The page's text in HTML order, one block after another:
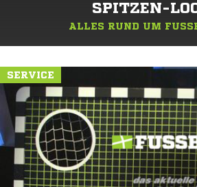
SPITZEN-
ALLES RUND UM
SERVICE